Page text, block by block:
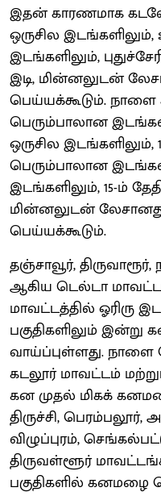
இதன் காரணமாக
ஒருசில இடங்களிலும்,
இடங்களிலும்,
இடி, மின்னலுடன்
பெய்யக்கூடும்.
பெரும்பாலான
ஒருசில இடங்களிலும்,
பெரும்பாலான
இடங்களிலும், 15-ம்
மின்னலுடன்
பெய்யக்கூடும்.
தஞ்சாவூர்,
ஆகிய டெல்டா
மாவட்டத்தில் ஓரிரு
பகுதிகளிலும்
வாய்ப்புள்ளது.
கடலூர் மாவட்டம்
கன முதல் மிகக்
திருச்சி, பெரம்பலூர்,
விழுப்புரம்,
திருவள்ளூர்
பகுதிகளில் கனமழை